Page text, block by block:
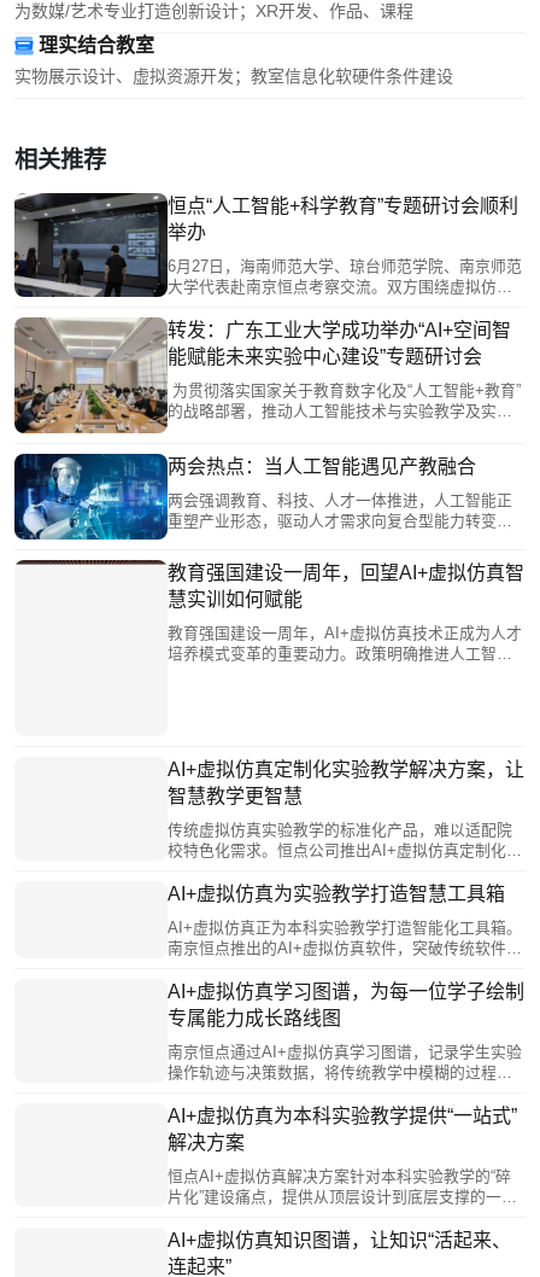
为数媒/艺术专业打造创新设计；XR开发、作品、课程
理实结合教室
实物展示设计、虚拟资源开发；教室信息化软硬件条件建设
相关推荐
恒点“人工智能+科学教育”专题研讨会顺利
举办
6月27日，海南师范大学、琼台师范学院、南京师范
大学代表赴南京恒点考察交流。双方围绕虚拟仿真
等展开研讨。恒点展示AI空间智能赋能实验中心建
设方案、裸眼3D虚仿系统及课程编辑器实操，并结
合典型案例分享实践成果。此次交流促进了校企协
同，助力高校科学教育数字化转型与未来学习中心
建设。
转发：广东工业大学成功举办“AI+空间智
能赋能未来实验中心建设”专题研讨会
为贯彻落实国家关于教育数字化及“人工智能+教育”
的战略部署，推动人工智能技术与实验教学及实验
了“AI+空间智能赋能未来实验中心建设”专题研讨
会。
两会热点：当人工智能遇见产教融合
两会强调教育、科技、人才一体推进，人工智能正
重塑产业形态，驱动人才需求向复合型能力转变。
色AI职业教育大模型。南京恒点以AI+虚拟仿真方案
回应，将AI融入教学全流程，构建虚拟实训环境，
实现产教融合与“教学—实训—就业”贯通。两会释放
信号：AI与虚拟仿真正从辅助工具转变为人才培养
的重要动力。
教育强国建设一周年，回望AI+虚拟仿真智
慧实训如何赋能
教育强国建设一周年，AI+虚拟仿真技术正成为人才
培养模式变革的重要动力。政策明确推进人工智能
真实训室，支持学生从“使用者”升级为“创造者”，以
技术创新推动教育系统性跃升。
AI+虚拟仿真定制化实验教学解决方案，让
智慧教学更智慧
传统虚拟仿真实验教学的标准化产品，难以适配院
校特色化需求。恒点公司推出AI+虚拟仿真定制化服
计，实现从“被动接受”到“主动创造”。该方案对接产
块化架构，支持持续进化与升级，真正实现“一校一
策”，让技术服务于教育本质。
AI+虚拟仿真为实验教学打造智慧工具箱
AI+虚拟仿真正为本科实验教学打造智能化工具箱。
南京恒点推出的AI+虚拟仿真软件，突破传统软件
学生操作细节，进行智能比对与分析，建立个性化
能力档案并生成可视化学习报告，支持学生自我改
进与教师精准教学。其开放架构提供二次开发接口
和编辑器，方便教师自主创建实验模块，对接现有
系统，实现数据贯通。
AI+虚拟仿真学习图谱，为每一位学子绘制
专属能力成长路线图
南京恒点通过AI+虚拟仿真学习图谱，记录学生实验
操作轨迹与决策数据，将传统教学中模糊的过程转
推荐个性化学习路径与拓展方向；同时为教师提供
多维教学报告，支持精准指导与策略调整。该技术
助力学生从被动接收者成长为主动管理者，实现从
“标准化培养”向“个性化成长”的转变。
AI+虚拟仿真为本科实验教学提供“一站式”
解决方案
恒点AI+虚拟仿真解决方案针对本科实验教学的“碎
片化”建设痛点，提供从顶层设计到底层支撑的一站
孤岛，实现教学全流程贯通；资源体系覆盖多学科
并支持院校特色接入，服务贯穿建设全周期。它赋
AI+虚拟仿真知识图谱，让知识“活起来、
连起来”